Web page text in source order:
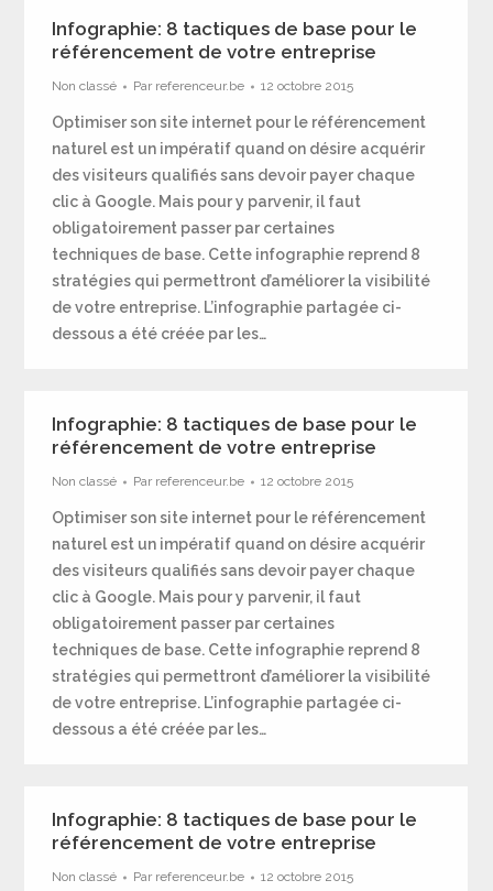
Infographie: 8 tactiques de base pour le
référencement de votre entreprise
Non classé Par referenceur.be 12 octobre 2015
Optimiser son site internet pour le référencement
naturel est un impératif quand on désire acquérir
des visiteurs qualifiés sans devoir payer chaque
clic à Google. Mais pour y parvenir, il faut
obligatoirement passer par certaines
techniques de base. Cette infographie reprend 8
stratégies qui permettront d’améliorer la visibilité
de votre entreprise. L’infographie partagée ci-
dessous a été créée par les…
Infographie: 8 tactiques de base pour le
référencement de votre entreprise
Non classé Par referenceur.be 12 octobre 2015
Optimiser son site internet pour le référencement
naturel est un impératif quand on désire acquérir
des visiteurs qualifiés sans devoir payer chaque
clic à Google. Mais pour y parvenir, il faut
obligatoirement passer par certaines
techniques de base. Cette infographie reprend 8
stratégies qui permettront d’améliorer la visibilité
de votre entreprise. L’infographie partagée ci-
dessous a été créée par les…
Infographie: 8 tactiques de base pour le
référencement de votre entreprise
Non classé Par referenceur.be 12 octobre 2015